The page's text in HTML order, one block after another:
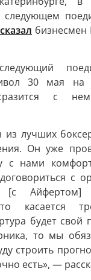
следующем
бизнесмен
30 мая на
сразится с
лучших
Он уже
с нами
с
[с
касается
будет свой
то мы
строить
есть», —